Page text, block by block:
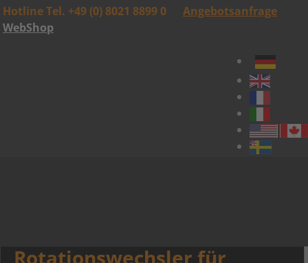
Hotline Tel. +49 (0) 8021 8899 0
Angebotsanfrage
WebShop
Rotationswechsler für